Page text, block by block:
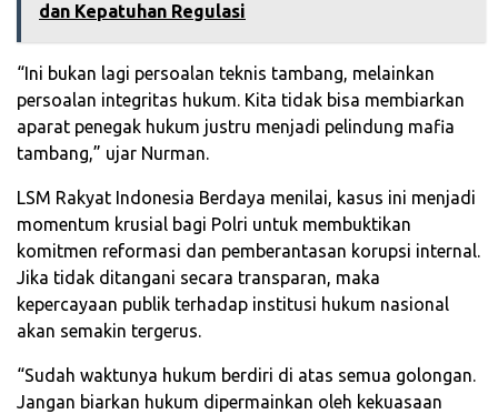
dan Kepatuhan Regulasi‎
“Ini bukan lagi persoalan teknis tambang, melainkan
persoalan integritas hukum. Kita tidak bisa membiarkan
aparat penegak hukum justru menjadi pelindung mafia
tambang,” ujar Nurman.
LSM Rakyat Indonesia Berdaya menilai, kasus ini menjadi
momentum krusial bagi Polri untuk membuktikan
komitmen reformasi dan pemberantasan korupsi internal.
Jika tidak ditangani secara transparan, maka
kepercayaan publik terhadap institusi hukum nasional
akan semakin tergerus.
“Sudah waktunya hukum berdiri di atas semua golongan.
Jangan biarkan hukum dipermainkan oleh kekuasaan